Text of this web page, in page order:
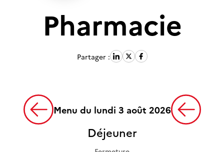
Pharmacie
Partager :
Menu du lundi 3 août 2026
Déjeuner